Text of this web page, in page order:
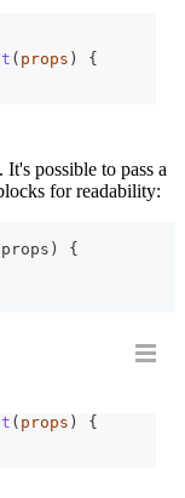
( props )
{
possible to pass a
for readability:
{
( props )
{